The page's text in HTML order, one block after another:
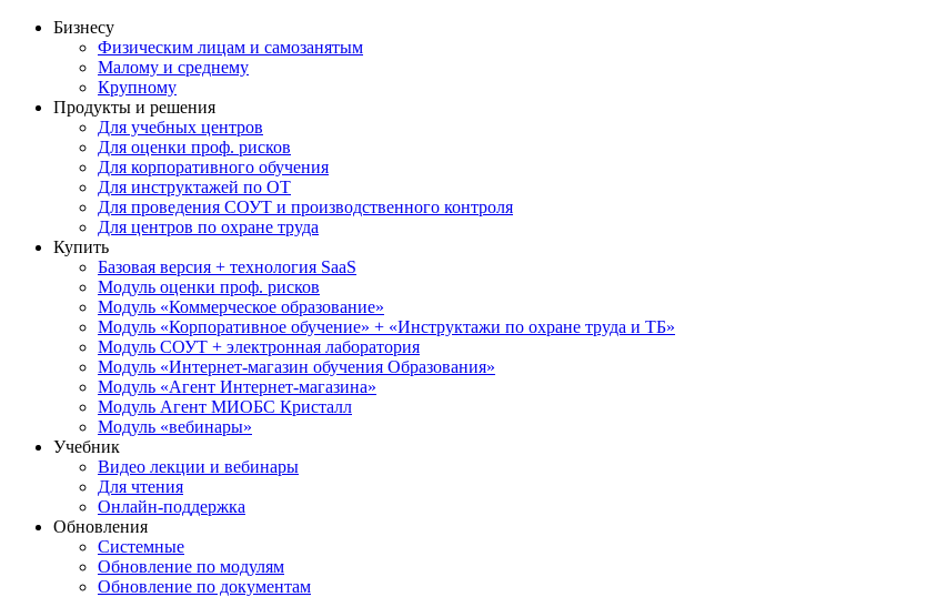
Бизнесу
Физическим лицам и самозанятым
Малому и среднему
Крупному
Продукты и решения
Для учебных центров
Для оценки проф. рисков
Для корпоративного обучения
Для инструктажей по ОТ
Для проведения СОУТ и производственного контроля
Для центров по охране труда
Купить
Базовая версия + технология SaaS
Модуль оценки проф. рисков
Модуль «Коммерческое образование»
Модуль «Корпоративное обучение» + «Инструктажи по охране труда и ТБ»
Модуль СОУТ + электронная лаборатория
Модуль «Интернет-магазин обучения Образования»
Модуль «Агент Интернет-магазина»
Модуль Агент МИОБС Кристалл
Модуль «вебинары»
Учебник
Видео лекции и вебинары
Для чтения
Онлайн-поддержка
Обновления
Системные
Обновление по модулям
Обновление по документам